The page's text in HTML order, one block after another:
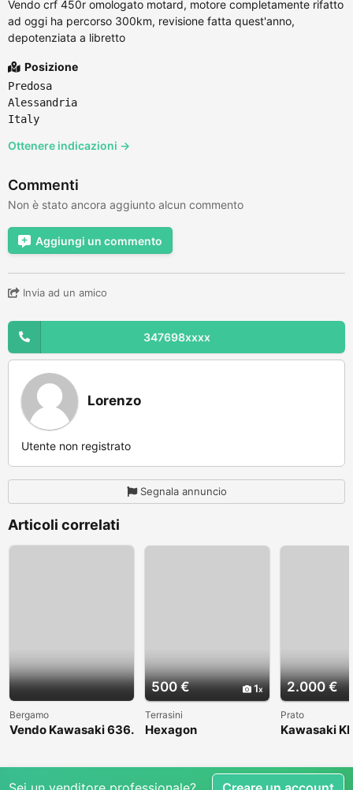
Vendo crf 450r omologato motard, motore completamente rifatto
ad oggi ha percorso 300km, revisione fatta quest'anno,
depotenziata a libretto
Posizione
Predosa
Alessandria
Italy
Ottenere indicazioni →
Commenti
Non è stato ancora aggiunto alcun commento
Aggiungi un commento
Invia ad un amico
347698xxxx
Lorenzo
Utente non registrato
Segnala annuncio
Articoli correlati
Bergamo
Vendo Kawasaki 636.
500 € 1
Terrasini
Hexagon
2.000 €
Prato
Kawasaki